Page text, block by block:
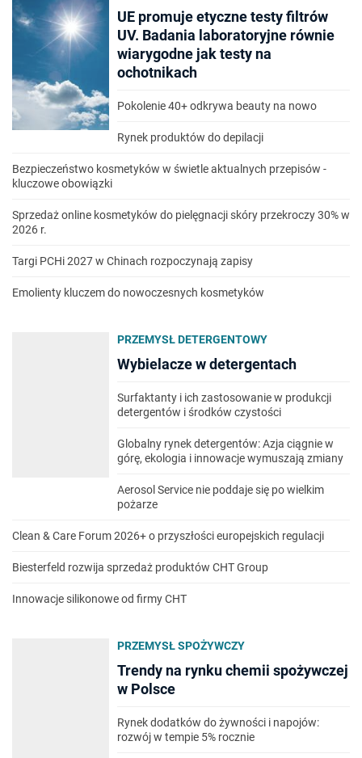
UE promuje etyczne testy filtrów
UV. Badania laboratoryjne równie
wiarygodne jak testy na
ochotnikach
Pokolenie 40+ odkrywa beauty na nowo
Rynek produktów do depilacji
Bezpieczeństwo kosmetyków w świetle aktualnych przepisów -
kluczowe obowiązki
Sprzedaż online kosmetyków do pielęgnacji skóry przekroczy 30% w
2026 r.
Targi PCHi 2027 w Chinach rozpoczynają zapisy
Emolienty kluczem do nowoczesnych kosmetyków
PRZEMYSŁ DETERGENTOWY
Wybielacze w detergentach
Surfaktanty i ich zastosowanie w produkcji
detergentów i środków czystości
Globalny rynek detergentów: Azja ciągnie w
górę, ekologia i innowacje wymuszają zmiany
Aerosol Service nie poddaje się po wielkim
pożarze
Clean & Care Forum 2026+ o przyszłości europejskich regulacji
Biesterfeld rozwija sprzedaż produktów CHT Group
Innowacje silikonowe od firmy CHT
PRZEMYSŁ SPOŻYWCZY
Trendy na rynku chemii spożywczej
w Polsce
Rynek dodatków do żywności i napojów:
rozwój w tempie 5% rocznie